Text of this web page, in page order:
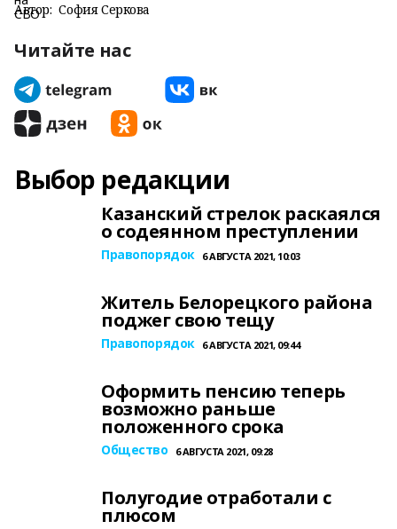
Автор: София Серкова
Читайте нас
Выбор редакции
Казанский стрелок раскаялся
о содеянном преступлении
Правопорядок 6 АВГУСТА 2021, 10:03
Житель Белорецкого района
поджег свою тещу
Правопорядок 6 АВГУСТА 2021, 09:44
Оформить пенсию теперь
возможно раньше
положенного срока
Общество 6 АВГУСТА 2021, 09:28
Полугодие отработали с
плюсом